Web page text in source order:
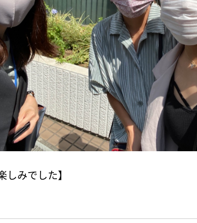
お気に入り物件一覧
サイトマップ
しみでした】